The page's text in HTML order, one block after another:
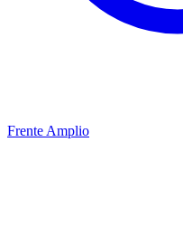
Frente Amplio